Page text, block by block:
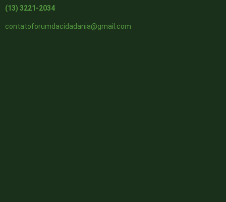
(13) 3221-2034
contatoforumdacidadania@gmail.com